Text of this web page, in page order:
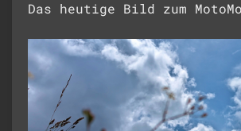
Das heutige Bild zum